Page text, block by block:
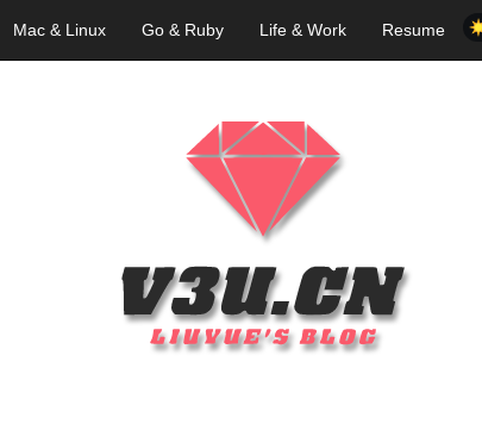
Mac & Linux Go & Ruby Life & Work Resume